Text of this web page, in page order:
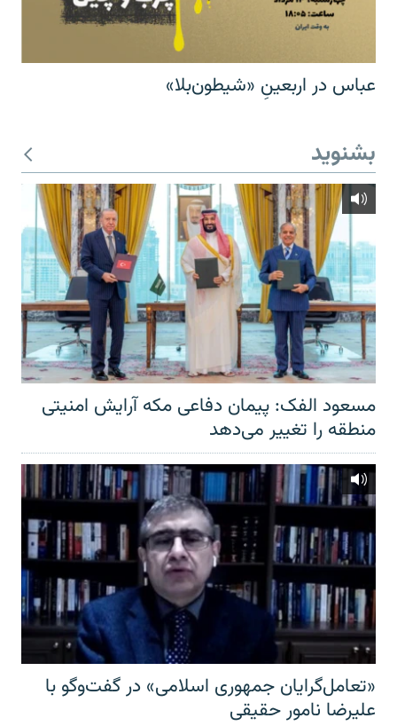
عباس در اربعینِ «شیطون‌بلا»
بشنوید
مسعود الفک: پیمان دفاعی مکه آرایش امنیتی
منطقه را تغییر می‌دهد
«تعامل‌گرایان جمهوری اسلامی» در گفت‌وگو با
علیرضا نامور حقیقی